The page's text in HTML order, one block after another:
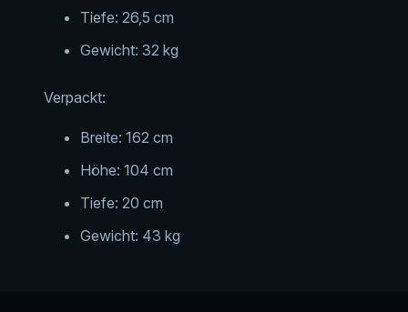
Tiefe: 26,5 cm
Gewicht: 32 kg
Verpackt:
Breite: 162 cm
Höhe: 104 cm
Tiefe: 20 cm
Gewicht: 43 kg